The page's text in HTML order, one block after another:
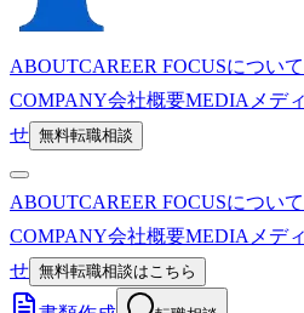
ABOUTCAREER FOCUSについて
COMPANY会社概要MEDIA メデ
せ 無料転職相談
ABOUTCAREER FOCUSについて
COMPANY会社概要MEDIA メデ
せ 無料転職相談はこちら